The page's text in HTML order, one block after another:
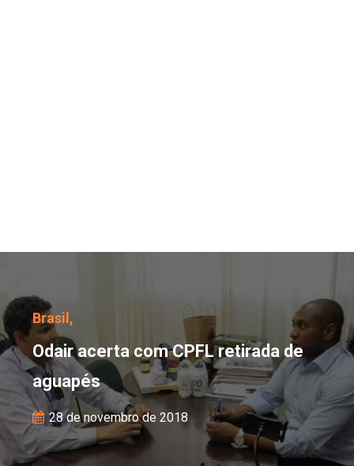
Brasil,
Odair acerta com CPFL retirada de
aguapés
28 de novembro de 2018